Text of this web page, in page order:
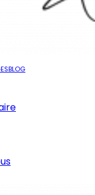
BLOG